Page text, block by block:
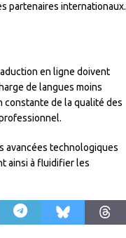
partenaires internationaux.
en ligne doivent
de langues moins
constante de la qualité des
avancées technologiques
ainsi à fluidifier les